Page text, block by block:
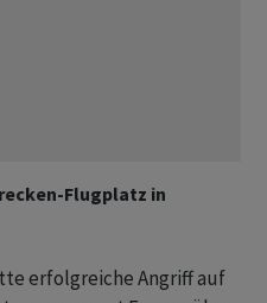
Flugplatz in
erfolgreiche Angriff auf